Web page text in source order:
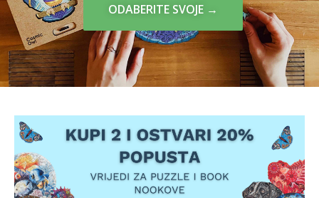
ODABERITE SVOJE →